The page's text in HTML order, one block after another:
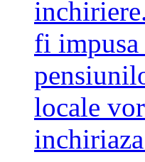
fi
locale